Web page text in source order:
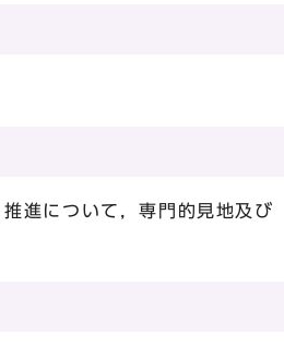
進について，専門的見地及び